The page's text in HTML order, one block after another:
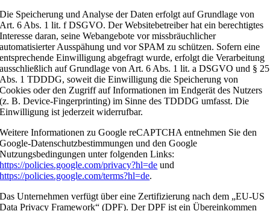
Die Speicherung und Analyse der Daten erfolgt auf Grundlage von
Art. 6 Abs. 1 lit. f DSGVO. Der Websitebetreiber hat ein berechtigtes
Interesse daran, seine Webangebote vor missbräuchlicher
automatisierter Ausspähung und vor SPAM zu schützen. Sofern eine
entsprechende Einwilligung abgefragt wurde, erfolgt die Verarbeitung
ausschließlich auf Grundlage von Art. 6 Abs. 1 lit. a DSGVO und § 25
Abs. 1 TDDDG, soweit die Einwilligung die Speicherung von
Cookies oder den Zugriff auf Informationen im Endgerät des Nutzers
(z. B. Device-Fingerprinting) im Sinne des TDDDG umfasst. Die
Einwilligung ist jederzeit widerrufbar.
Weitere Informationen zu Google reCAPTCHA entnehmen Sie den
Google-Datenschutzbestimmungen und den Google
Nutzungsbedingungen unter folgenden Links:
https://policies.google.com/privacy?hl=de und
https://policies.google.com/terms?hl=de.
Das Unternehmen verfügt über eine Zertifizierung nach dem „EU-US
Data Privacy Framework“ (DPF). Der DPF ist ein Übereinkommen